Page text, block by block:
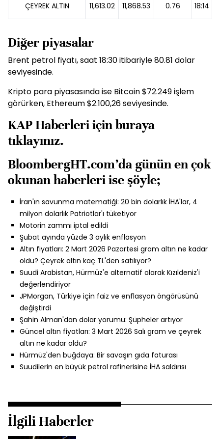
ÇEYREK ALTIN 11,613.02 11,868.53 0.76 18:14
Diğer piyasalar
Brent petrol fiyatı, saat 18:30 itibariyle 80.81 dolar
seviyesinde.
Kripto para piyasasında ise Bitcoin $72.249 işlem
görürken, Ethereum $2.100,26 seviyesinde.
KAP Haberleri içinburaya
tıklayınız.
BloombergHT.com’da günün en çok
okunan haberleri ise şöyle;
İran'ın savunma matematiği: 20 bin dolarlık İHA'lar, 4
milyon dolarlık Patriotlar'ı tüketiyor
Motorin zammı iptal edildi
Şubat ayında yüzde 3 aylık enflasyon
Altın fiyatları: 2 Mart 2026 Pazartesi gram altın ne kadar
oldu? Çeyrek altın kaç TL'den satılıyor?
Suudi Arabistan, Hürmüz'e alternatif olarak Kızıldeniz'i
değerlendiriyor
JPMorgan, Türkiye için faiz ve enflasyon öngörüsünü
değiştirdi
Şahin Alman'dan dolar yorumu: Şüpheler artıyor
Güncel altın fiyatları: 3 Mart 2026 Salı gram ve çeyrek
altın ne kadar oldu?
Hürmüz'den buğdaya: Bir savaşın gıda faturası
Suudilerin en büyük petrol rafinerisine İHA saldırısı
İlgili Haberler